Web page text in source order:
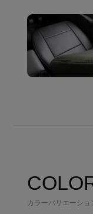
カラーバリエーショ